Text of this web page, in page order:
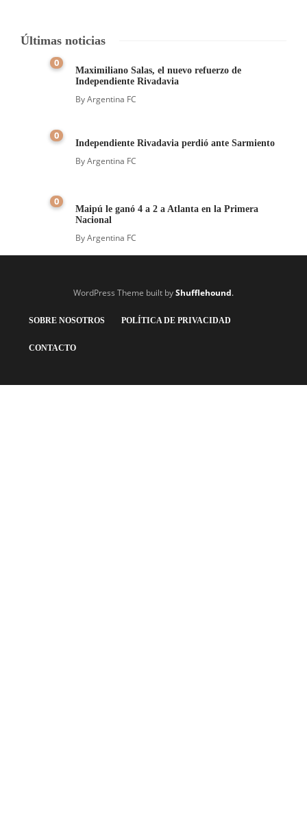
Últimas noticias
0
Maximiliano Salas, el nuevo refuerzo de
Independiente Rivadavia
ByArgentina FC
0
Independiente Rivadavia perdió ante Sarmiento
ByArgentina FC
0
Maipú le ganó 4 a 2 a Atlanta en la Primera
Nacional
ByArgentina FC
WordPress Theme built byShufflehound.
SOBRE NOSOTROS POLÍTICA DE PRIVACIDAD
CONTACTO